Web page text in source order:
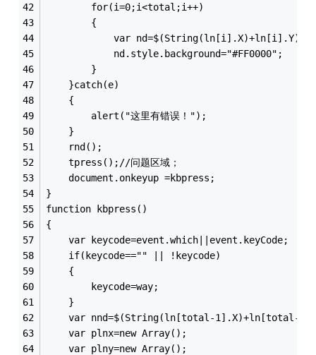
		for(i=0;i<total;i++)
		{
			var nd=$(String(ln[i].X)+ln[i].Y);
			nd.style.background="#FF0000";
		}
	}catch(e)
	{
		alert("这里有错误！");
	}
	rnd();
	tpress();//问题区域；
	document.onkeyup =kbpress;
}
function kbpress()
{
	var keycode=event.which||event.keyCode;
	if(keycode=="" || !keycode)
	{
		keycode=way;
	}
var nnd=$(String(ln[total-1].X)+ln[total-
	var plnx=new Array();
	var plny=new Array();